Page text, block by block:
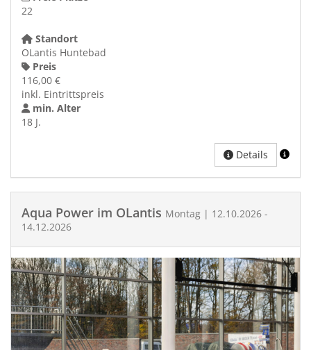
22
Standort
OLantis Huntebad
Preis
116,00 €
inkl. Eintrittspreis
min. Alter
18 J.
Details
Aqua Power im OLantis Montag | 12.10.2026 -
14.12.2026